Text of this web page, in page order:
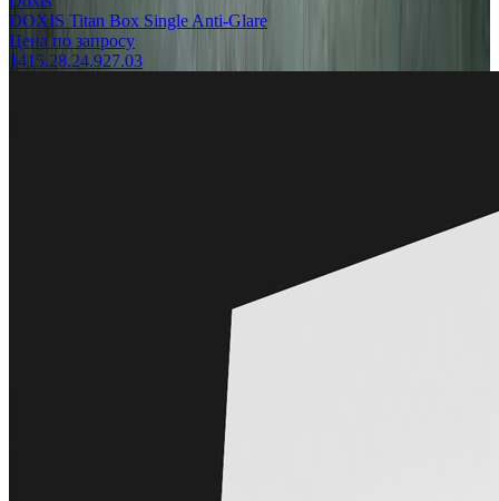
DOXIS Titan Box Single Anti-Glare
Цена по запросу
1415.28.24.927.03